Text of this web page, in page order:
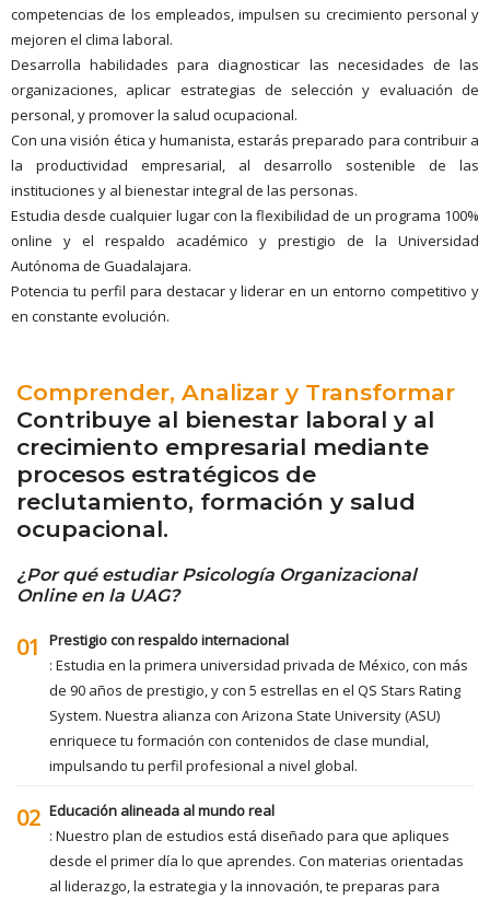
competencias de los empleados, impulsen su crecimiento personal y
mejoren el clima laboral.
Desarrolla habilidades para diagnosticar las necesidades de las
organizaciones, aplicar estrategias de selección y evaluación de
personal, y promover la salud ocupacional.
Con una visión ética y humanista, estarás preparado para contribuir a
la productividad empresarial, al desarrollo sostenible de las
instituciones y al bienestar integral de las personas.
Estudia desde cualquier lugar con la flexibilidad de un programa 100%
online y el respaldo académico y prestigio de la Universidad
Autónoma de Guadalajara.
Potencia tu perfil para destacar y liderar en un entorno competitivo y
en constante evolución.
Comprender, Analizar y Transformar
Contribuye al bienestar laboral y al
crecimiento empresarial mediante
procesos estratégicos de
reclutamiento, formación y salud
ocupacional.
¿Por qué estudiar Psicología Organizacional
Online en la UAG?
01
Prestigio con respaldo internacional
: Estudia en la primera universidad privada de México, con más
de 90 años de prestigio, y con 5 estrellas en el QS Stars Rating
System. Nuestra alianza con Arizona State University (ASU)
enriquece tu formación con contenidos de clase mundial,
impulsando tu perfil profesional a nivel global.
02 Educación alineada al mundo real
: Nuestro plan de estudios está diseñado para que apliques
desde el primer día lo que aprendes. Con materias orientadas
al liderazgo, la estrategia y la innovación, te preparas para